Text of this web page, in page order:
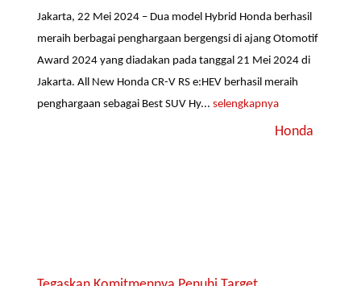
Jakarta, 22 Mei 2024 – Dua model Hybrid Honda berhasil
meraih berbagai penghargaan bergengsi di ajang Otomotif
Award 2024 yang diadakan pada tanggal 21 Mei 2024 di
Jakarta. All New Honda CR-V RS e:HEV berhasil meraih
penghargaan sebagai Best SUV Hy...selengkapnya
Honda